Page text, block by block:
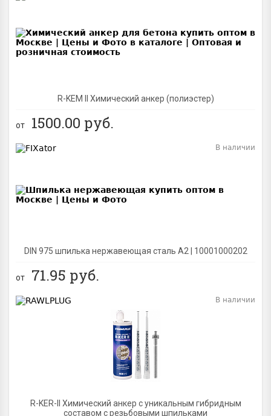
R-KEM II Химический анкер (полиэстер)
от 1500.00 руб.
DIN 975 шпилька нержавеющая сталь A2 | 10001000202
В наличии
от 71.95 руб.
R-KER-II Химический анкер с уникальным гибридным
составом с резьбовыми шпильками
В наличии